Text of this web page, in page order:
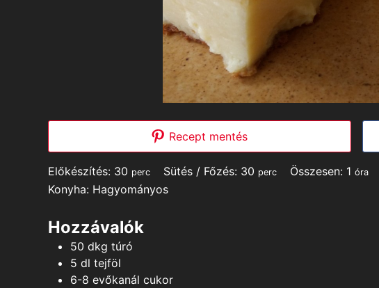
Recept mentés
Előkészítés: 30minutes
perc Sütés / Főzés: 30 minutes
perc Összesen: 1 hour
óra
Konyha: Hagyományos
Hozzávalók
50 dkg túró
5 dl tejföl
6-8 evőkanál cukor